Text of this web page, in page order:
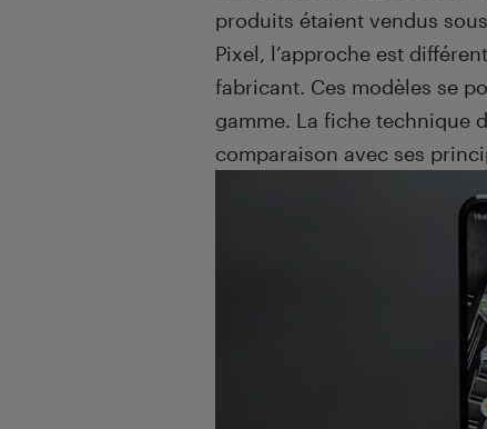
produits étaient vendus
Pixel, l’approche est
fabricant. Ces modèles se
gamme. La fiche technique
comparaison avec ses